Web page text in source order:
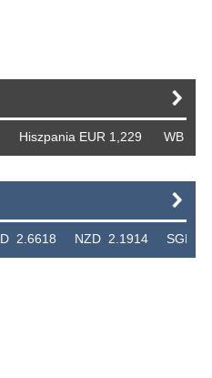
EUR 1,229 WB GBP
NZD 2.1914 SGD